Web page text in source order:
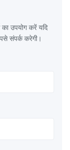
Q235,
का उपयोग करें यदि
संपर्क करेगी।